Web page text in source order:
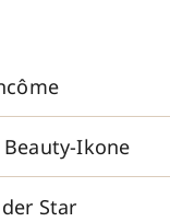
Ikone
Star